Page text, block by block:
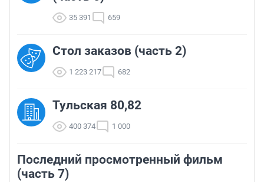
35 391 659
Стол заказов (часть 2)
1 223 217 682
Тульская 80,82
400 374 1 000
Последний просмотренный фильм
(часть 7)